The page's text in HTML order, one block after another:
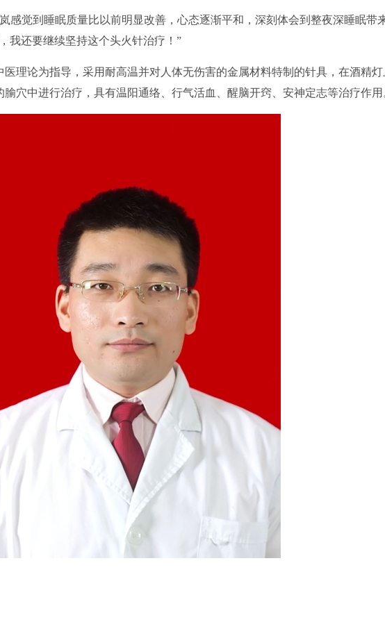
觉到睡眠质量比以前明显改善，心态逐渐平和，深刻体会到整夜深睡眠带
我还要继续坚持这个头火针治疗！”
论为指导，采用耐高温并对人体无伤害的金属材料特制的针具，在酒精灯
穴中进行治疗，具有温阳通络、行气活血、醒脑开窍、安神定志等治疗作用